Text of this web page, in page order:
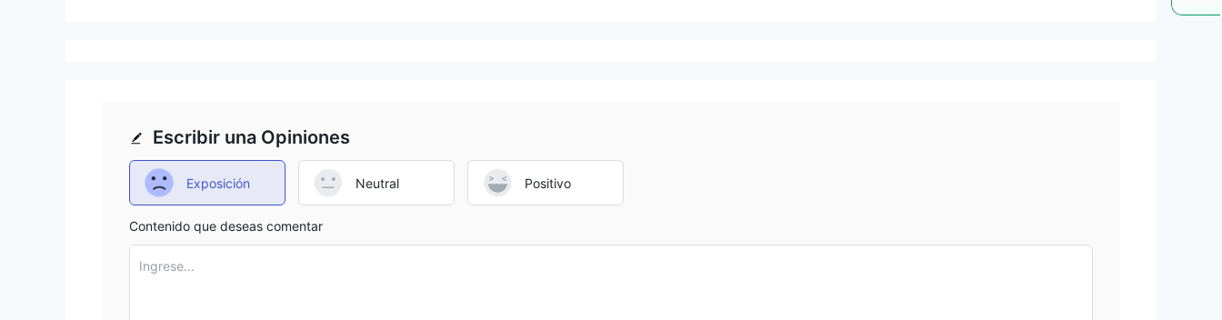
Escribir una Opiniones
Exposición Neutral Positivo
Contenido que deseas comentar
Ingrese...